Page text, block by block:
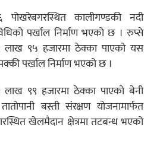
पोखरेबगरस्थित कालीगण्डकी नदी
पर्खाल निर्माण भएको छ । रुप्से
लाख ९५ हजारमा ठेक्का पाएको यस
पर्खाल निर्माण भएको छ ।
९९ हजारमा ठेक्का पाएको बेनी
बस्ती संरक्षण योजनामार्फत
खेलमैदान क्षेत्रमा तटबन्ध भएको